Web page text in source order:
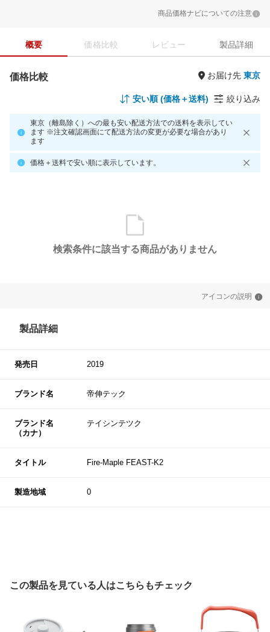
商品価格ナビについての注意
概要 価格比較 レビュー 製品詳細
価格比較 お届け先
安い順 (価格＋送料) 絞り込み
東京（離島除く）への最も安い配送方法での送料を表示してい
ます ※注文確認画面にて配送方法の変更が必要な場合があり
ます
価格＋送料で安い順に表示しています。
検索条件に該当する商品がありません
アイコンの説明
製品詳細
発売日 2019
ブランド名 帝伸テック
ブランド名
（カナ）
テイシンテツク
タイトル Fire-Maple FEAST-K2
製造地域 0
この製品を見ている人はこちらもチェック